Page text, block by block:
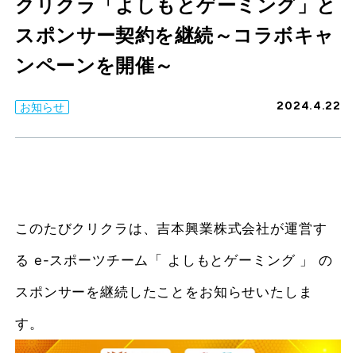
クリクラ「よしもとゲーミング」と
スポンサー契約を継続～コラボキャ
ンペーンを開催～
お知らせ 2024.4.22
このたびクリクラは、吉本興業株式会社が運営す
る e-スポーツチーム「 よしもとゲーミング 」 の
スポンサーを継続したことをお知らせいたしま
す。